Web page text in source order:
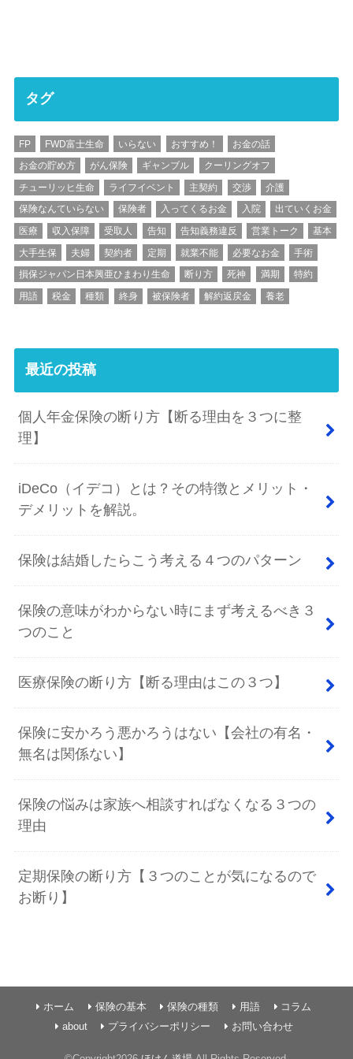
タグ
FP FWD富士生命 いらない おすすめ！
お金の話
お金の貯め方
がん保険 ギャンブル
クーリングオフ
チューリッヒ生命
ライフイベント 主契約 交渉
介護
保険なんていらない
保険者 入ってくるお金 入院
出ていくお金
医療
収入保障 受取人 告知 告知義務違反 営業トーク
基本
大手生保
夫婦 契約者 定期 就業不能 必要なお金
手術
損保ジャパン日本興亜ひまわり生命
断り方 死神 満期
特約
用語
税金 種類 終身 被保険者 解約返戻金 養老
最近の投稿
個人年金保険の断り方【断る理由を３つに整
理】
iDeCo（イデコ）とは？その特徴とメリット・
デメリットを解説。
保険は結婚したらこう考える４つのパターン
保険の意味がわからない時にまず考えるべき３
つのこと
医療保険の断り方【断る理由はこの３つ】
保険に安かろう悪かろうはない【会社の有名・
無名は関係ない】
保険の悩みは家族へ相談すればなくなる３つの
理由
定期保険の断り方【３つのことが気になるので
お断り】
ホーム 保険の基本 保険の種類 用語
コラム
about
プライバシーポリシー お問い合わせ